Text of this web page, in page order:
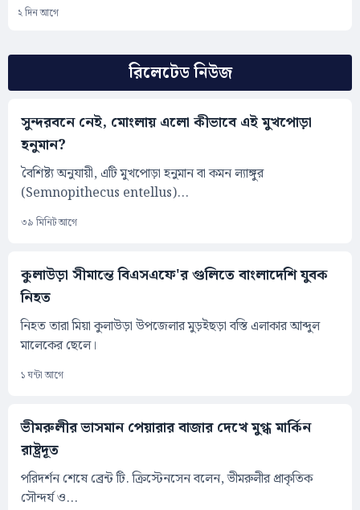
রিলেটেড নিউজ
সুন্দরবনে নেই, মোংলায় এলো কীভাবে এই মুখপোড়া
হনুমান?
বৈশিষ্ট্য অনুযায়ী, এটি মুখপোড়া হনুমান বা কমন ল্যাঙ্গুর
(Semnopithecus entellus)...
৩৯ মিনিট আগে
কুলাউড়া সীমান্তে বিএসএফে'র গুলিতে বাংলাদেশি যুবক
নিহত
নিহত তারা মিয়া কুলাউড়া উপজেলার মুড়ইছড়া বস্তি এলাকার আব্দুল
মালেকের ছেলে।
১ ঘন্টা আগে
ভীমরুলীর ভাসমান পেয়ারার বাজার দেখে মুগ্ধ মার্কিন
রাষ্ট্রদূত
পরিদর্শন শেষে ব্রেন্ট টি. ক্রিস্টেনসেন বলেন, ভীমরুলীর প্রাকৃতিক
সৌন্দর্য ও...
২ দিন আগে